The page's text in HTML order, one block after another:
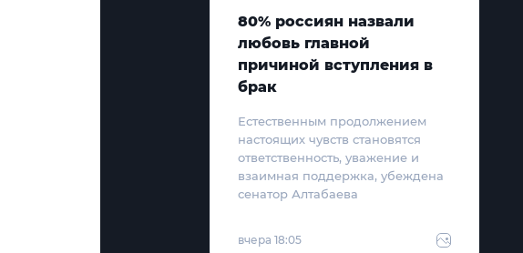
80% россиян назвали
любовь главной
причиной вступления в
брак
Естественным продолжением
настоящих чувств становятся
ответственность, уважение и
взаимная поддержка, убеждена
сенатор Алтабаева
вчера 18:05